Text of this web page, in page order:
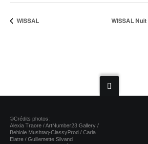
WISSAL WISSAL
©Crédits photos:
Alexia Traore / ArtNumber23 Gallery /
Behlole Mushtaq-ClassyProd / Carla
Elatre / Guillemette Silvand